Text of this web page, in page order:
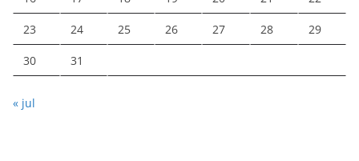
23 24 25 26 27 28 29
30 31
« jul